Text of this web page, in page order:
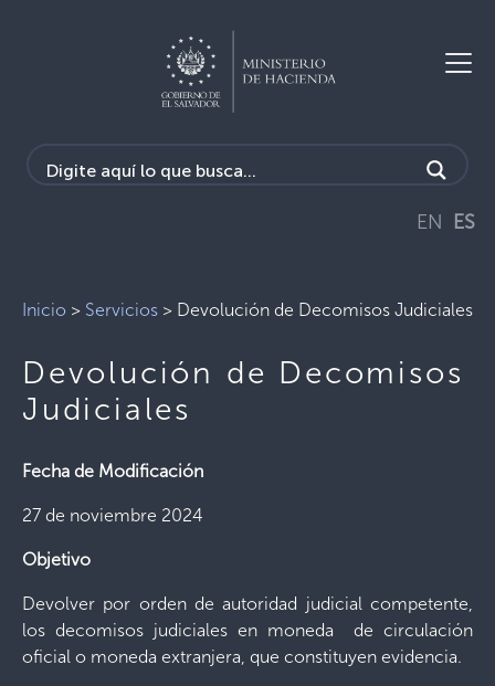
EN ES
Inicio > Servicios > Devolución de Decomisos Judiciales
Devolución de Decomisos
Judiciales
Fecha de Modificación
27 de noviembre 2024
Objetivo
Devolver por orden de autoridad judicial competente,
los decomisos judiciales en moneda de circulación
oficial o moneda extranjera, que constituyen evidencia.